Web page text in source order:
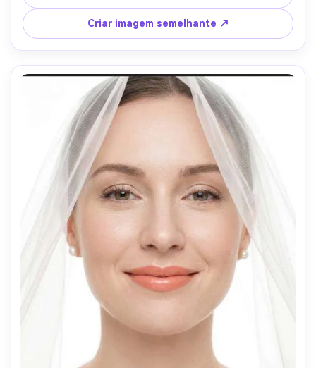
tirado em Nikon Z6II 85mm f/1.8, close-up molduras,
bokeh suave, textura realista dos lábios, vibração íntima
do outono-AR 4:5
Criar imagem semelhante ↗